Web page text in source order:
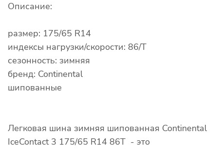
Описание:
размер: 175/65 R14
индексы нагрузки/скорости: 86/T
сезонность: зимняя
бренд: Continental
шипованные
Легковая шина зимняя шипованная Continental
IceContact 3 175/65 R14 86T - это